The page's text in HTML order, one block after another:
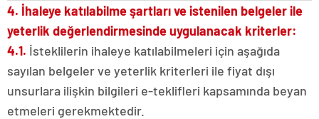
4. İhaleye katılabilme şartları ve istenilen belgeler ile
yeterlik değerlendirmesinde uygulanacak kriterler:
4.1. İsteklilerin ihaleye katılabilmeleri için aşağıda
sayılan belgeler ve yeterlik kriterleri ile fiyat dışı
unsurlara ilişkin bilgileri e-teklifleri kapsamında beyan
etmeleri gerekmektedir.